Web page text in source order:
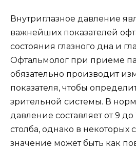
Внутриглазное давление
важнейших показателей
состояния глазного дна и
Офтальмолог при приеме
обязательно производит
показателя, чтобы
зрительной системы. В
давление составляет от 9
столба, однако в некоторых
значение может быть как